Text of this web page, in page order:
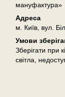
мануфактура»
Адреса
м. Київ, вул.
Умови
Зберігати при
світла,